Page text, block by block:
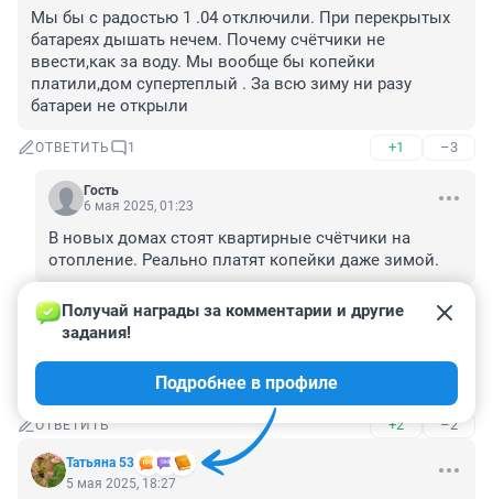
Мы бы с радостью 1 .04 отключили. При перекрытых
батареях дышать нечем. Почему счётчики не
ввести,как за воду. Мы вообще бы копейки
платили,дом супертеплый . За всю зиму ни разу
батареи не открыли
ОТВЕТИТЬ 1 +1 –3
Гость
6 мая 2025, 01:23
В новых домах стоят квартирные счётчики на
отопление. Реально платят копейки даже зимой.
ОТВЕТИТЬ –0
Гость
Неделю назад ещё выключить нужно было.
ОТВЕТИТЬ +2 –2
Татьяна 53
Получай награды за комментарии и другие
задания!
Подробнее в профиле
5 мая 2025, 18:27